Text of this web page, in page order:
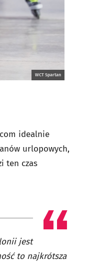
WCT Spartan
idealnie
urlopowych,
ten czas
jest
to najkrótsza